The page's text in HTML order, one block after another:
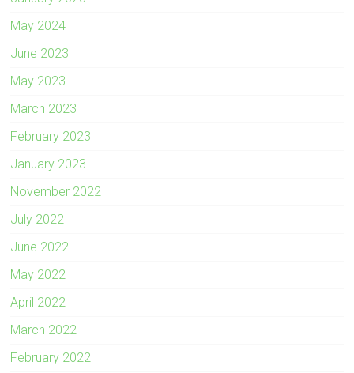
May 2024
June 2023
May 2023
March 2023
February 2023
January 2023
November 2022
July 2022
June 2022
May 2022
April 2022
March 2022
February 2022